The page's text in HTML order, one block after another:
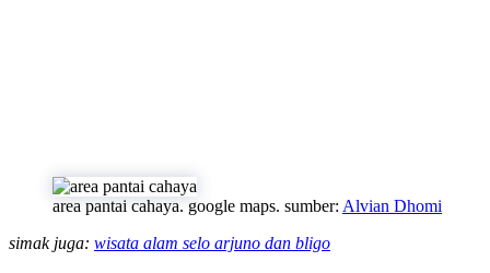
area pantai cahaya. google maps. sumber: Alvian Dhomi
simak juga: wisata alam selo arjuno dan bligo